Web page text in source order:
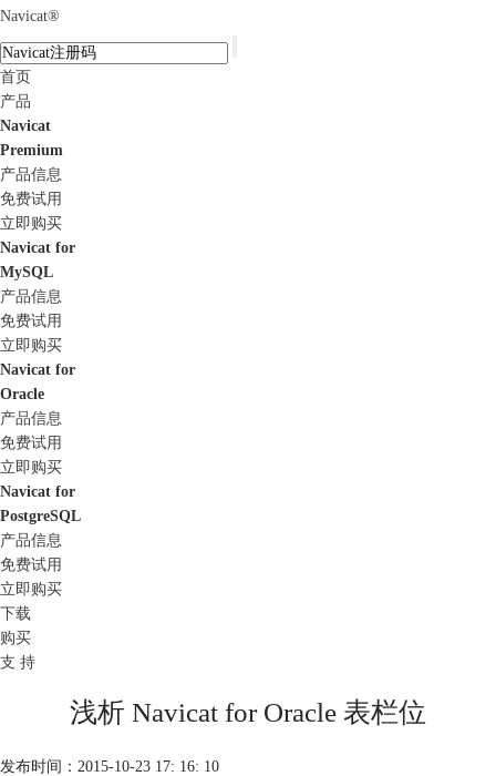
Navicat®
首页
产品
Navicat
Premium
产品信息
免费试用
立即购买
Navicat for
MySQL
产品信息
免费试用
立即购买
Navicat for
Oracle
产品信息
免费试用
立即购买
Navicat for
PostgreSQL
产品信息
免费试用
立即购买
下载
购买
支 持
浅析 Navicat for Oracle 表栏位
发布时间：2015-10-23 17: 16: 10